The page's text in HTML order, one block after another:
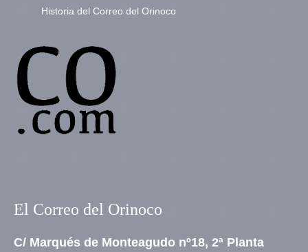
Historia del Correo del Orinoco
El Correo del Orinoco
C/ Marqués de Monteagudo nº18, 2ª Planta